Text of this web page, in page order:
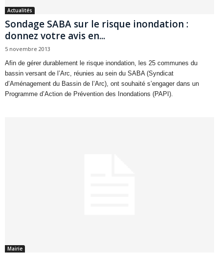
Actualités
Sondage SABA sur le risque inondation :
donnez votre avis en...
5 novembre 2013
Afin de gérer durablement le risque inondation, les 25 communes du
bassin versant de l’Arc, réunies au sein du SABA (Syndicat
d’Aménagement du Bassin de l’Arc), ont souhaité s’engager dans un
Programme d’Action de Prévention des Inondations (PAPI).
Mairie